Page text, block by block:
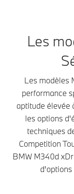
Les
Les modèles
performance
aptitude élevée
les options
techniques
Competition
BMW M340d